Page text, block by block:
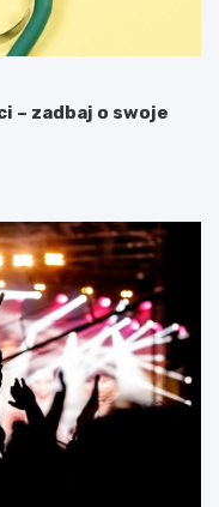
– zadbaj o swoje